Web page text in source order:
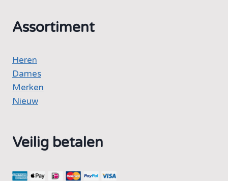
Assortiment
Heren
Dames
Merken
Nieuw
Veilig betalen